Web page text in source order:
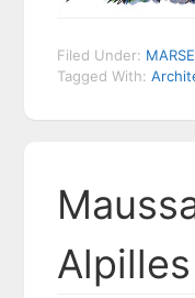
Filed Under:
Tagged With:
Alpilles